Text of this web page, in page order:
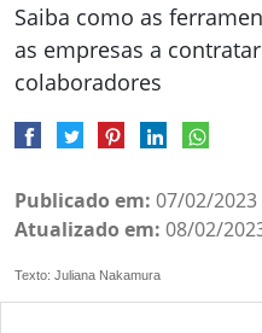
Saiba como as
as empresas a
colaboradores
Publicado em: 07/02/2023
Atualizado em: 08/02/
Texto: Juliana Nakamura